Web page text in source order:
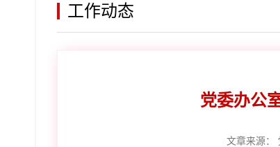
工作动态
党委办公
文章来源：